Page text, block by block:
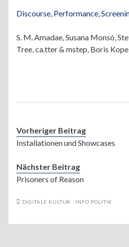
Discourse, Performance,
S. M. Amadae, Susana Monsó,
Tree, ca.tter & mstep, Boris
Vorheriger Beitrag
Installationen und Showcases
Nächster Beitrag
Prisoners of Reason
DIGITALE KULTUR INFO POLITIK